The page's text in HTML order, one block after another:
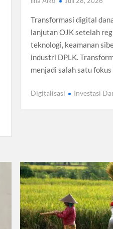
Transformasi digital
lanjutan OJK setelah
teknologi, keamanan
industri DPLK.
menjadi salah satu
Digitalisasi Investasi